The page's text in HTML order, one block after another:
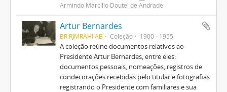
Armindo Marcílio Doutel de Andrade
Artur Bernardes
BR RJMRAHI AB Coleção 1900 - 1955
A coleção reúne documentos relativos ao
Presidente Artur Bernardes, entre eles:
documentos pessoais, nomeações, registros de
condecorações recebidas pelo titular e fotografias
registrando o Presidente com familiares e sua